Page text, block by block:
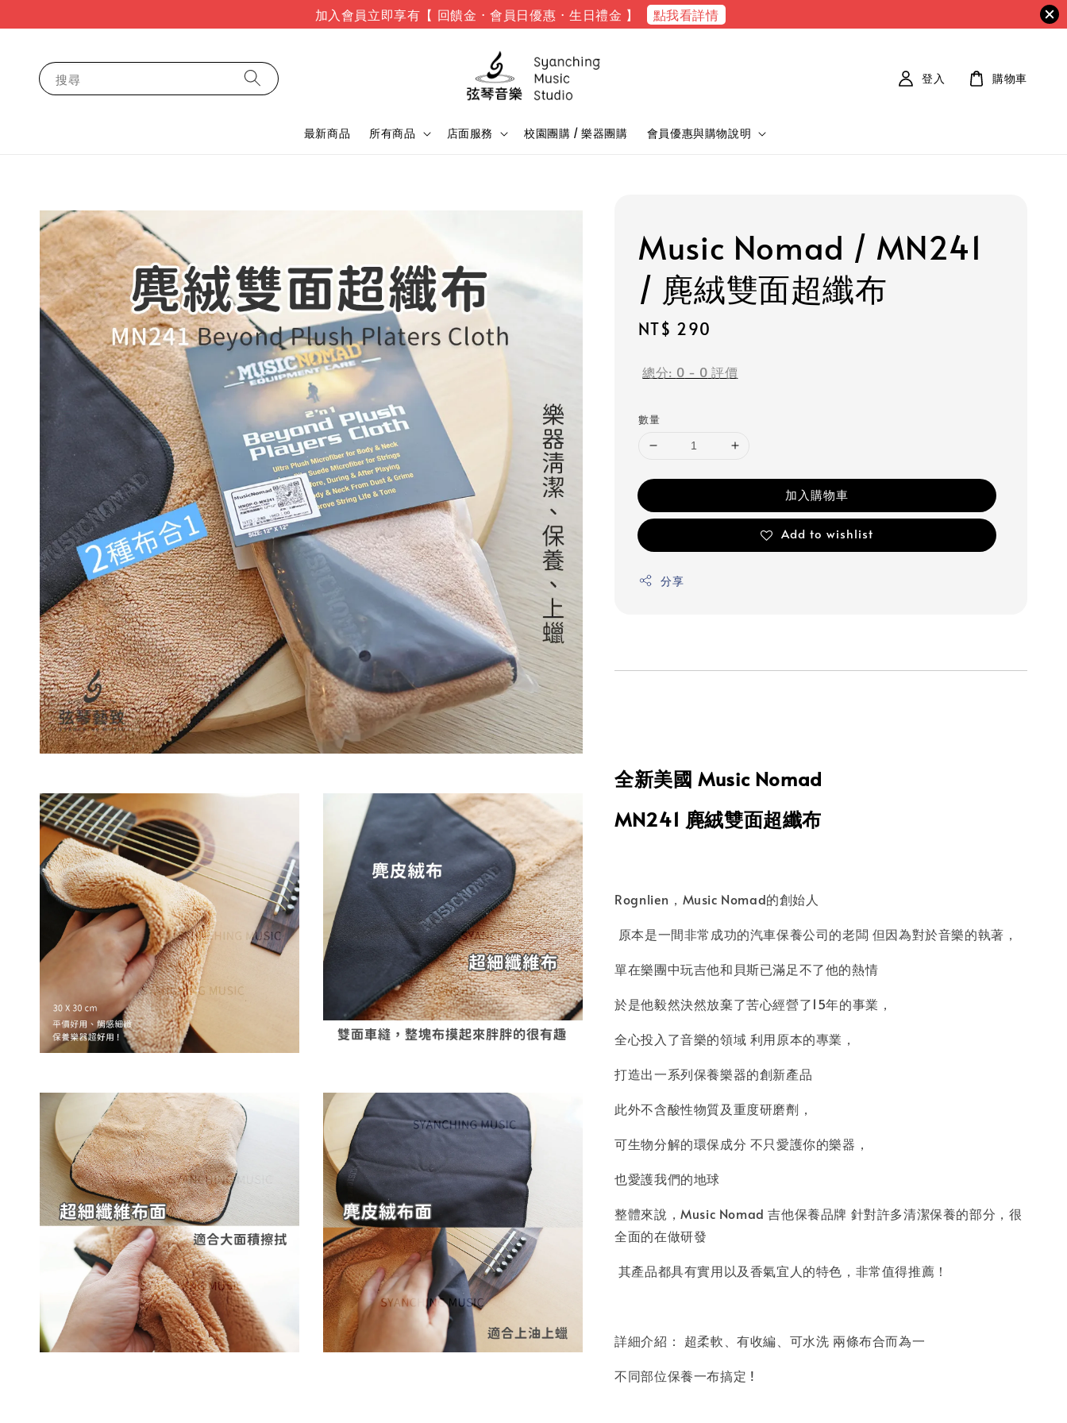
加入會員立即享有【 回饋金 · 會員日優惠 · 生日禮金 】 點我看詳情
搜尋
最新商品 所有商品 店面服務 校園團購 / 樂器團購 會員優惠與購物說明
登入 購物車
Music Nomad / MN241
/ 麂絨雙面超纖布
Regular
NT$ 290
總分: 0 - 0 評價
數量
加入購物車
Add to wishlist
分享
全新美國 Music Nomad
MN241 麂絨雙面超纖布
Rognlien，Music Nomad的創始人
原本是一間非常成功的汽車保養公司的老闆 但因為對於音樂的執著，
單在樂團中玩吉他和貝斯已滿足不了他的熱情
於是他毅然決然放棄了苦心經營了15年的事業，
全心投入了音樂的領域 利用原本的專業，
打造出一系列保養樂器的創新產品
此外不含酸性物質及重度研磨劑，
可生物分解的環保成分 不只愛護你的樂器，
也愛護我們的地球
整體來說，Music Nomad 吉他保養品牌 針對許多清潔保養的部分，很
全面的在做研發
其產品都具有實用以及香氣宜人的特色，非常值得推薦！
詳細介紹： 超柔軟、有收編、可水洗 兩條布合而為一
不同部位保養一布搞定 !